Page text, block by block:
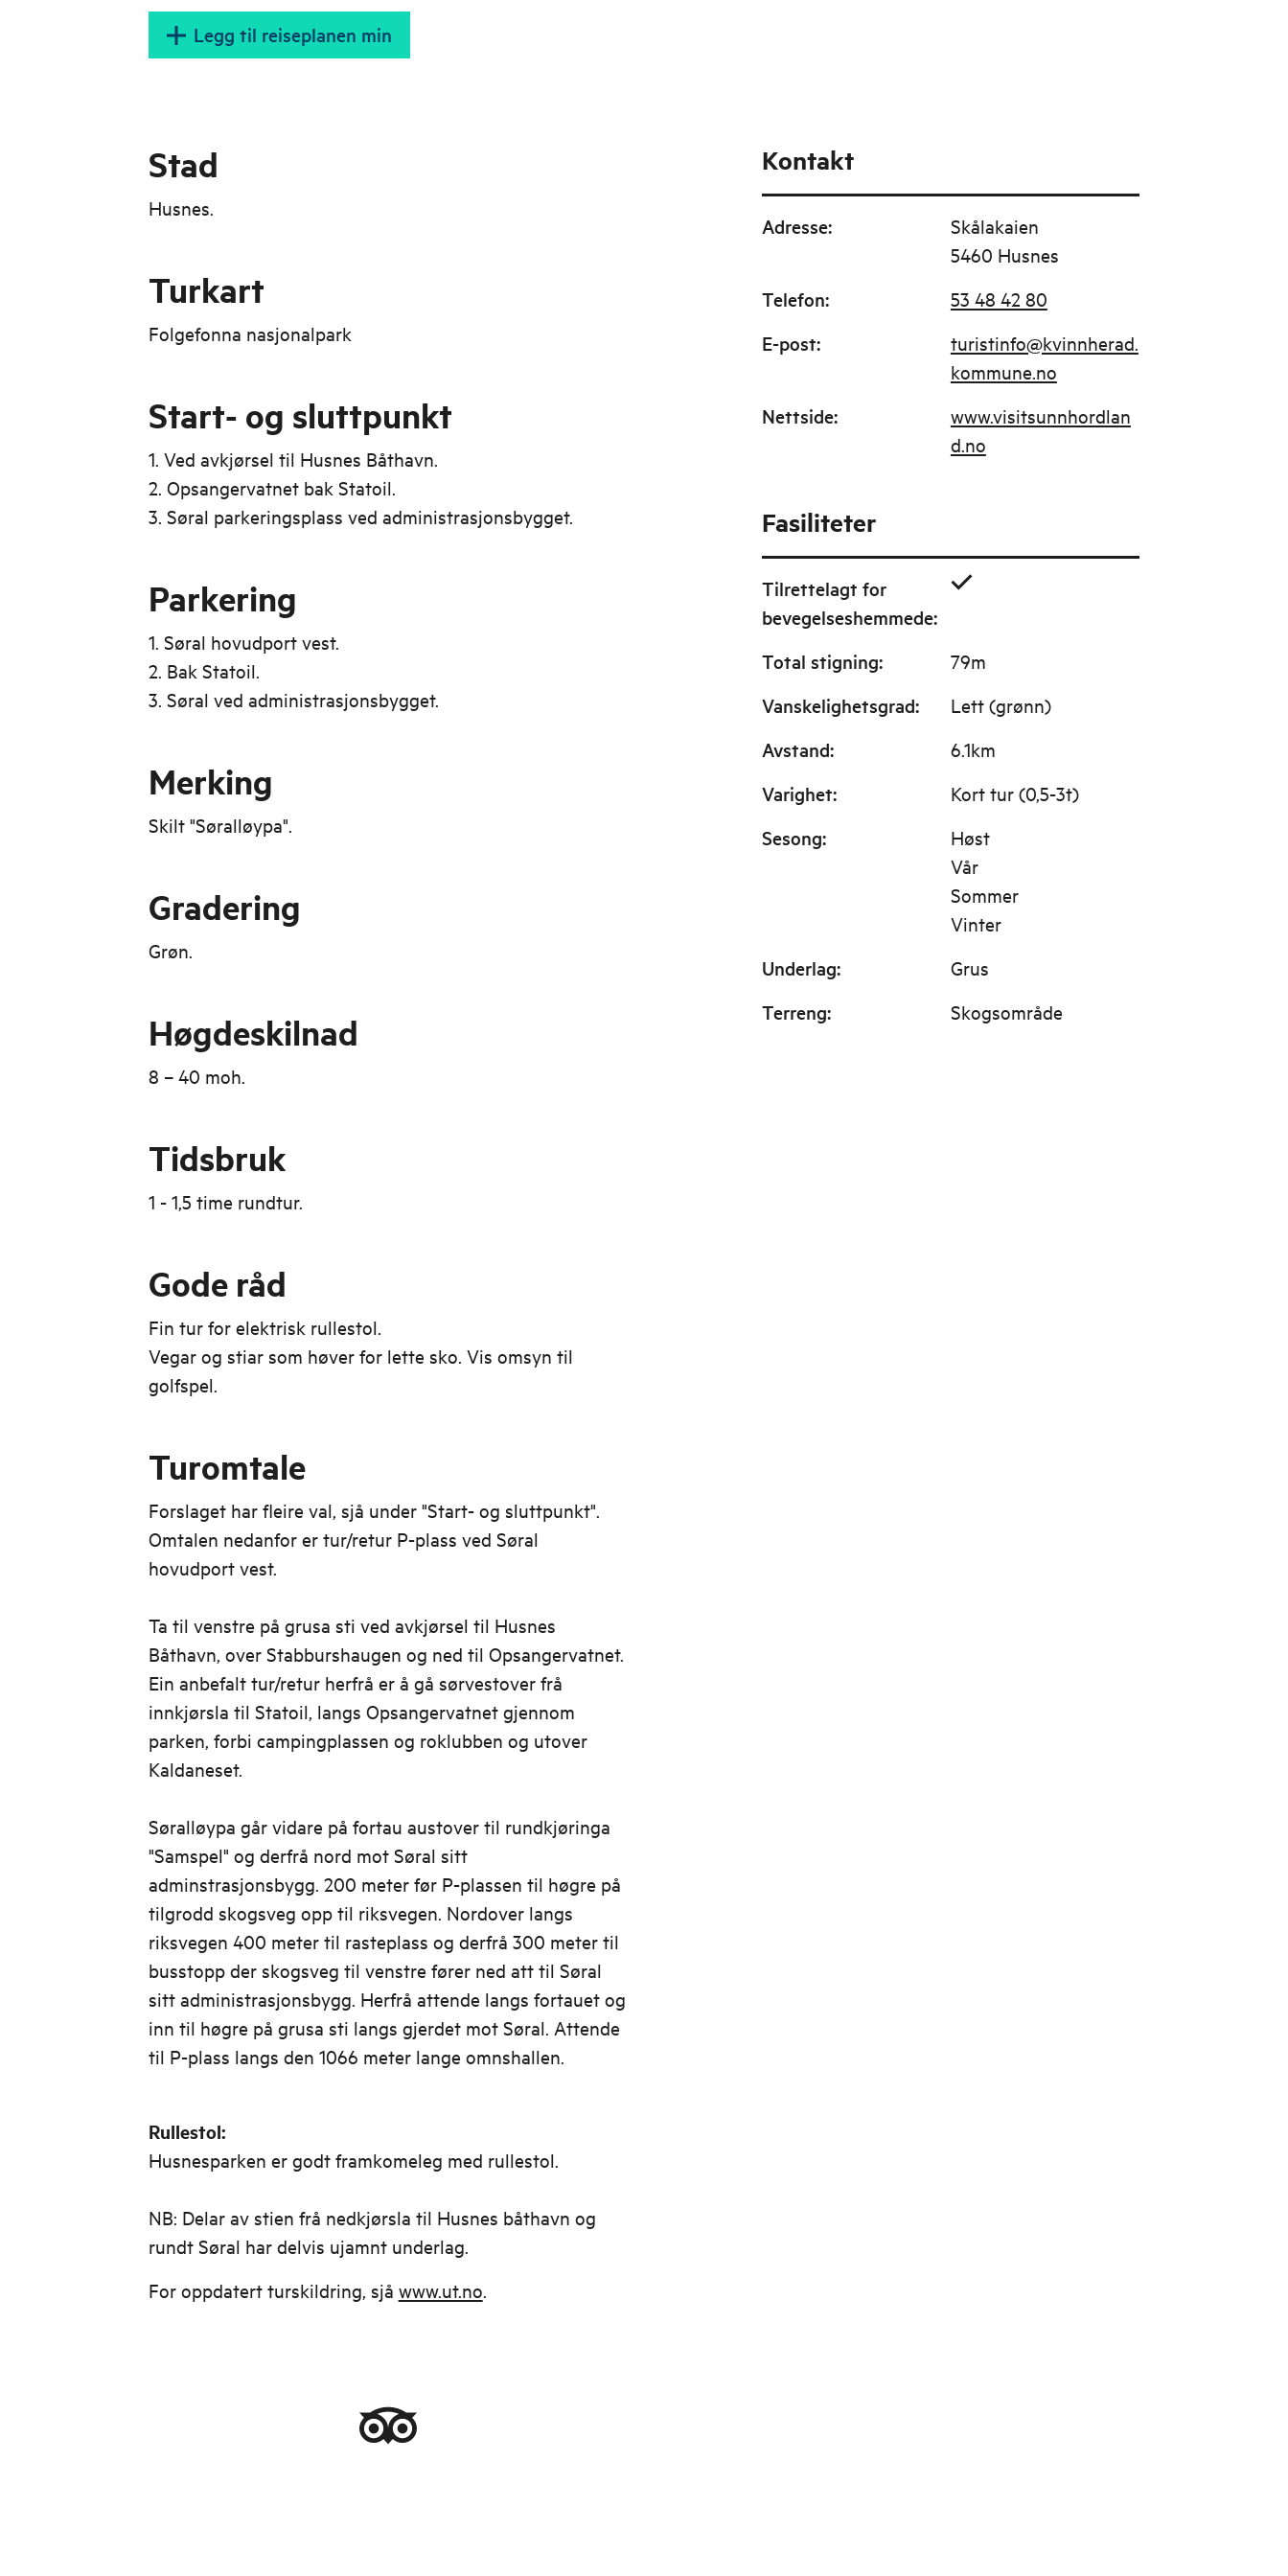
Legg til reiseplanen min
Stad
Husnes.
Turkart
Folgefonna nasjonalpark
Start- og sluttpunkt
1. Ved avkjørsel til Husnes Båthavn.
2. Opsangervatnet bak Statoil.
3. Søral parkeringsplass ved administrasjonsbygget.
Parkering
1. Søral hovudport vest.
2. Bak Statoil.
3. Søral ved administrasjonsbygget.
Merking
Skilt "Søralløypa".
Gradering
Grøn.
Høgdeskilnad
8 – 40 moh.
Tidsbruk
1 - 1,5 time rundtur.
Gode råd
Fin tur for elektrisk rullestol.
Vegar og stiar som høver for lette sko. Vis omsyn til
golfspel.
Turomtale
Forslaget har fleire val, sjå under "Start- og sluttpunkt".
Omtalen nedanfor er tur/retur P-plass ved Søral
hovudport vest.
Ta til venstre på grusa sti ved avkjørsel til Husnes
Båthavn, over Stabburshaugen og ned til Opsangervatnet.
Ein anbefalt tur/retur herfrå er å gå sørvestover frå
innkjørsla til Statoil, langs Opsangervatnet gjennom
parken, forbi campingplassen og roklubben og utover
Kaldaneset.
Søralløypa går vidare på fortau austover til rundkjøringa
"Samspel" og derfrå nord mot Søral sitt
adminstrasjonsbygg. 200 meter før P-plassen til høgre på
tilgrodd skogsveg opp til riksvegen. Nordover langs
riksvegen 400 meter til rasteplass og derfrå 300 meter til
busstopp der skogsveg til venstre fører ned att til Søral
sitt administrasjonsbygg. Herfrå attende langs fortauet og
inn til høgre på grusa sti langs gjerdet mot Søral. Attende
til P-plass langs den 1066 meter lange omnshallen.
Rullestol:
Husnesparken er godt framkomeleg med rullestol.
NB: Delar av stien frå nedkjørsla til Husnes båthavn og
rundt Søral har delvis ujamnt underlag.
For oppdatert turskildring, sjå www.ut.no.
Kontakt
Adresse:
Skålakaien
5460 Husnes
Telefon: 53 48 42 80
E-post:
turistinfo@kvinnherad.
kommune.no
Nettside:
www.visitsunnhordlan
d.no
Fasiliteter
Tilrettelagt for
bevegelseshemmede:
Total stigning: 79m
Vanskelighetsgrad: Lett (grønn)
Avstand: 6.1km
Varighet: Kort tur (0,5-3t)
Sesong:
Høst
Vår
Sommer
Vinter
Underlag: Grus
Terreng: Skogsområde